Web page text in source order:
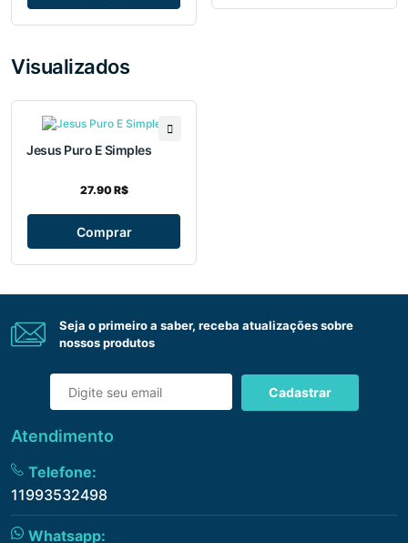
Visualizados
Jesus Puro E Simples
27.90 R$
Comprar
Seja o primeiro a saber, receba atualizações sobre
nossos produtos
Cadastrar
Atendimento
Telefone:
11993532498
Whatsapp: